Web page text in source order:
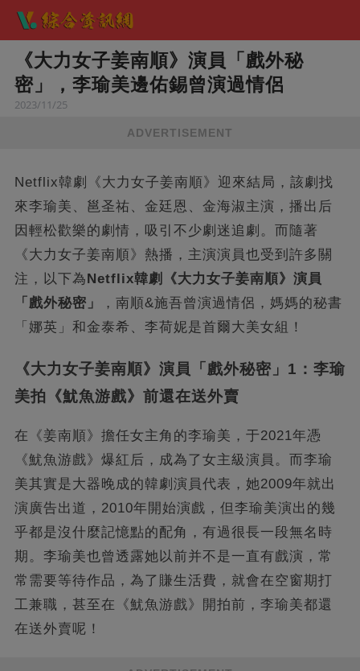
《大力女子姜南順》演員「戲外秘
密」，李瑜美邊佑錫曾演過情侶
2023/11/25
ADVERTISEMENT
Netflix韓劇《大力女子姜南順》迎來結局，該劇找
來李瑜美、邕圣祐、金廷恩、金海淑主演，播出后
因輕松歡樂的劇情，吸引不少劇迷追劇。而隨著
《大力女子姜南順》熱播，主演演員也受到許多關
注，以下為Netflix韓劇《大力女子姜南順》演員
「戲外秘密」
，南順&施吾曾演過情侶，媽媽的秘書
「娜英」和金泰希、李荷妮是首爾大美女組！
《大力女子姜南順》演員「戲外秘密」1：李瑜
美拍《魷魚游戲》前還在送外賣
在《姜南順》擔任女主角的李瑜美，于2021年憑
《魷魚游戲》爆紅后，成為了女主級演員。而李瑜
美其實是大器晚成的韓劇演員代表，她2009年就出
演廣告出道，2010年開始演戲，但李瑜美演出的幾
乎都是沒什麼記憶點的配角，有過很長一段無名時
期。李瑜美也曾透露她以前并不是一直有戲演，常
常需要等待作品，為了賺生活費，就會在空窗期打
工兼職，甚至在《魷魚游戲》開拍前，李瑜美都還
在送外賣呢！